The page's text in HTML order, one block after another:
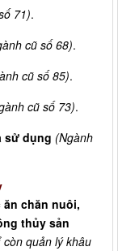
71).
cũ số 68).
cũ số 85).
cũ số 73).
sử dụng (Ngành
chăn nuôi,
thủy sản
quản lý khâu